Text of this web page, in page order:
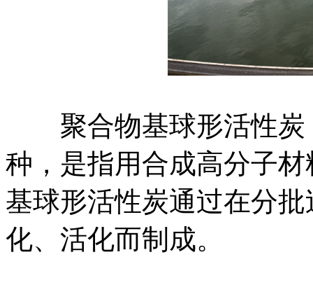
聚合物基球形活性炭
种，是指用合成高分子
基球形活性炭通过在分
化、活化而制成。